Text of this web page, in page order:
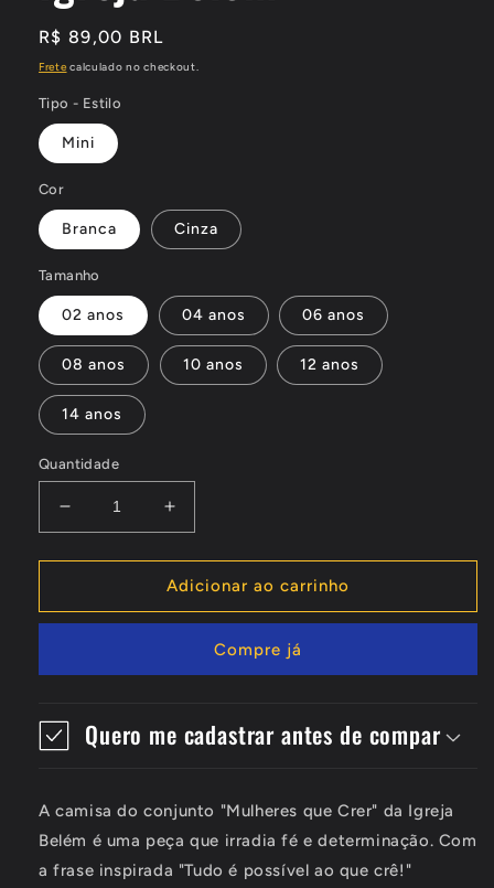
Preço
normal
R$ 89,00 BRL
Frete calculado no checkout.
Tipo - Estilo
Mini
Cor
Branca Cinza
Tamanho
02 anos 04 anos 06 anos
08 anos 10 anos 12 anos
14 anos
Quantidade
Diminuir
a
quantidade
Mulheres
-
Belém
Aumentar
a
quantidade
de
Mulheres
-
Belém
Adicionar ao carrinho
Compre já
Quero me cadastrar antes de compar
A camisa do conjunto "Mulheres que Crer" da Igreja
Belém é uma peça que irradia fé e determinação. Com
a frase inspirada "Tudo é possível ao que crê!"